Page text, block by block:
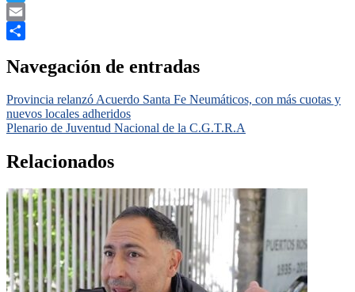
Twitter
Email
Navegación de entradas
Provincia relanzó Acuerdo Santa Fe Neumáticos, con más cuotas y
nuevos locales adheridos
Plenario de Juventud Nacional de la C.G.T.R.A
Relacionados